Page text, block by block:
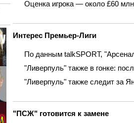
Оценка игрока — около £60
Интерес Премьер‑Лиги
По данным talkSPORT,
"Ливерпуль" также в гонке:
"Ливерпуль" также следит за
"ПСЖ" готовится к замене